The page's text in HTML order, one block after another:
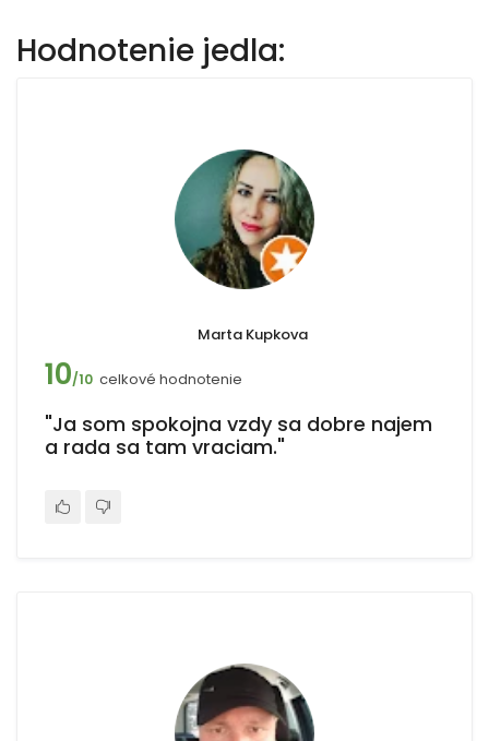
Hodnotenie jedla:
Marta Kupkova
10/10 celkové hodnotenie
"Ja som spokojna vzdy sa dobre najem
a rada sa tam vraciam."